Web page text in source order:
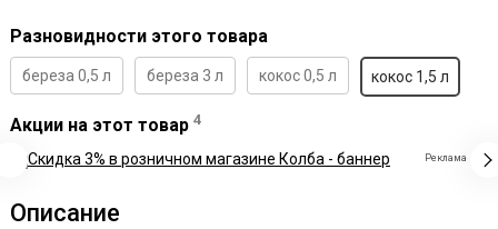
Разновидности этого товара
береза 0,5 л береза 3 л кокос 0,5 л кокос 1,5 л
Акции на этот товар 4
Реклама
Описание